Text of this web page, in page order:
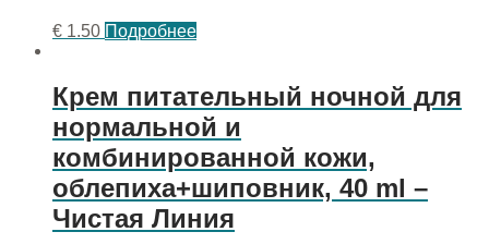
€ 1.50 Подробнее
Крем питательный ночной для
нормальной и
комбинированной кожи,
облепиха+шиповник, 40 ml –
Чистая Линия